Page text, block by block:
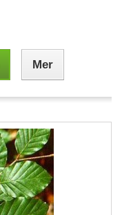
Mer